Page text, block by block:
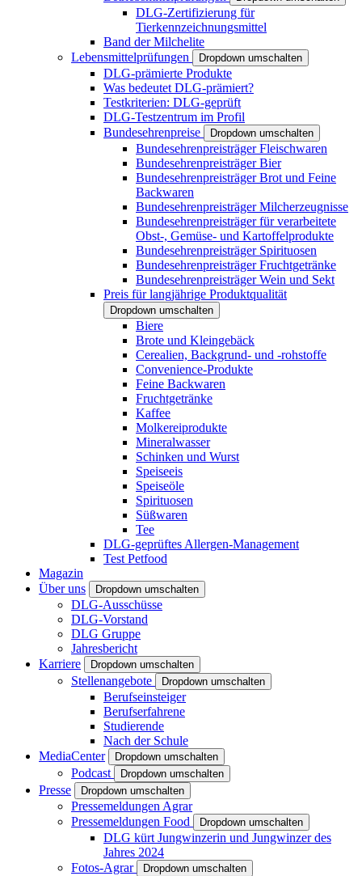
DLG-Zertifizierung für
Tierkennzeichnungsmittel
Band der Milchelite
Lebensmittelprüfungen
Dropdown umschalten
DLG-prämierte Produkte
Was bedeutet DLG-prämiert?
Testkriterien: DLG-geprüft
DLG-Testzentrum im Profil
Bundesehrenpreise
Dropdown umschalten
Bundesehrenpreisträger Fleischwaren
Bundesehrenpreisträger Bier
Bundesehrenpreisträger Brot und Feine
Backwaren
Bundesehrenpreisträger Milcherzeugnisse
Bundesehrenpreisträger für verarbeitete
Obst-, Gemüse- und Kartoffelprodukte
Bundesehrenpreisträger Spirituosen
Bundesehrenpreisträger Fruchtgetränke
Bundesehrenpreisträger Wein und Sekt
Preis für langjährige Produktqualität
Dropdown umschalten
Biere
Brote und Kleingebäck
Cerealien, Backgrund- und -rohstoffe
Convenience-Produkte
Feine Backwaren
Fruchtgetränke
Kaffee
Molkereiprodukte
Mineralwasser
Schinken und Wurst
Speiseeis
Speiseöle
Spirituosen
Süßwaren
Tee
DLG-geprüftes Allergen-Management
Test Petfood
Magazin
Über uns
Dropdown umschalten
DLG-Ausschüsse
DLG-Vorstand
DLG Gruppe
Jahresbericht
Karriere
Dropdown umschalten
Stellenangebote Dropdown umschalten
Berufseinsteiger
Berufserfahrene
Studierende
Nach der Schule
MediaCenter
Dropdown umschalten
Podcast Dropdown umschalten
Presse Dropdown umschalten
Pressemeldungen Agrar
Pressemeldungen Food
Dropdown umschalten
DLG kürt Jungwinzerin und Jungwinzer des
Jahres 2024
Fotos-Agrar
Dropdown umschalten